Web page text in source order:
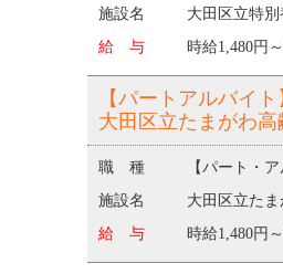
施設名
大田区立特
給 与
時給1,480円
【パートアルバイ
大田区立たまがわ
職 種
【パート・
施設名
大田区立た
給 与
時給1,480円